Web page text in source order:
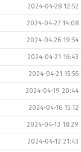
2024-04-28 12:52
2024-04-27 14:08
2024-04-26 19:54
2024-04-21 16:43
2024-04-21 15:56
2024-04-19 20:44
2024-04-16 15:12
2024-04-13 18:29
2024-04-12 21:43